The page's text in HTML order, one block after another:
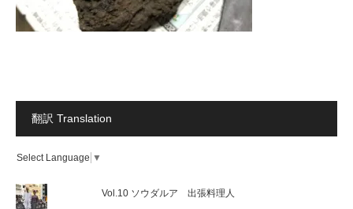
翻訳 Translation
Select Language ▼
Vol.10 ソウダルア 出張料理人